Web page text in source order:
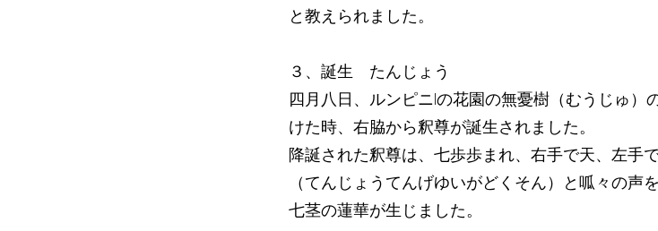
と教えられました。
３、誕生 たんじょう
四月八日、ルンピニlの花園の無憂樹（むうじゅ）
けた時、右脇から釈尊が誕生されました。
降誕された釈尊は、七歩歩まれ、右手で天、左手
（てんじょうてんげゆいがどくそん）と呱々の声
七茎の蓮華が生じました。